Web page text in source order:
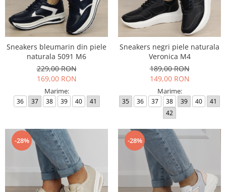
Sneakers bleumarin din piele
naturala 5091 M6
229,00 RON
169,00 RON
Marime:
36 37 38 39 40 41
Sneakers negri piele naturala
Veronica M4
189,00 RON
149,00 RON
Marime:
35 36 37 38 39 40
41
42
-28% -28%